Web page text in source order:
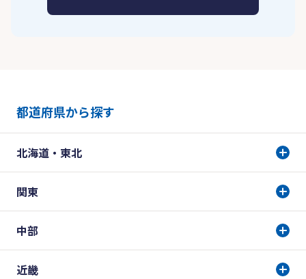
都道府県から探す
北海道・東北
関東
中部
近畿